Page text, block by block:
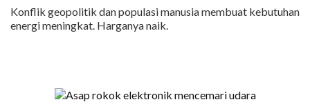
Konflik geopolitik dan populasi manusia membuat kebutuhan
energi meningkat. Harganya naik.